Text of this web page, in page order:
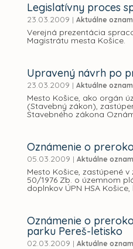
Legislatívny proces
23.03.2009 | Aktuálne
Verejná prezentácia
Magistrátu mesta Košice.
Upravený návrh po
23.03.2009 | Aktuálne
Mesto Košice, ako orgán
(Stavebný zákon),
Stavebného zákona
Oznámenie o
05.03.2009 | Aktuálne
Mesto Košice, zastúpené
50/1976 Zb. o územnom
doplnkov ÚPN HSA
Oznámenie o
parku Pereš-letisko
02.03.2009 | Aktuálne